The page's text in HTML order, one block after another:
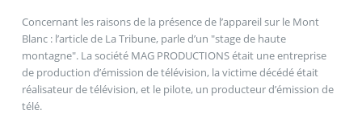
Concernant les raisons de la présence de l’appareil sur le Mont
Blanc : l’article de La Tribune, parle d’un "stage de haute
montagne". La société MAG PRODUCTIONS était une entreprise
de production d’émission de télévision, la victime décédé était
réalisateur de télévision, et le pilote, un producteur d’émission de
télé.